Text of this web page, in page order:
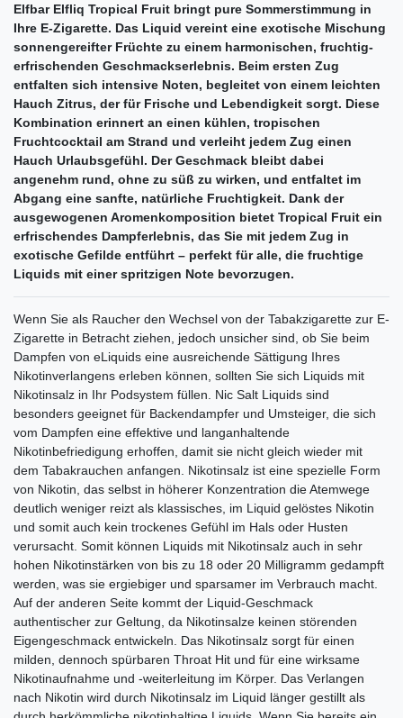
Elfbar Elfliq Tropical Fruit bringt pure Sommerstimmung in
Ihre E-Zigarette. Das Liquid vereint eine exotische Mischung
sonnengereifter Früchte zu einem harmonischen, fruchtig-
erfrischenden Geschmackserlebnis. Beim ersten Zug
entfalten sich intensive Noten, begleitet von einem leichten
Hauch Zitrus, der für Frische und Lebendigkeit sorgt. Diese
Kombination erinnert an einen kühlen, tropischen
Fruchtcocktail am Strand und verleiht jedem Zug einen
Hauch Urlaubsgefühl. Der Geschmack bleibt dabei
angenehm rund, ohne zu süß zu wirken, und entfaltet im
Abgang eine sanfte, natürliche Fruchtigkeit. Dank der
ausgewogenen Aromenkomposition bietet Tropical Fruit ein
erfrischendes Dampferlebnis, das Sie mit jedem Zug in
exotische Gefilde entführt – perfekt für alle, die fruchtige
Liquids mit einer spritzigen Note bevorzugen.
Wenn Sie als Raucher den Wechsel von der Tabakzigarette zur E-
Zigarette in Betracht ziehen, jedoch unsicher sind, ob Sie beim
Dampfen von eLiquids eine ausreichende Sättigung Ihres
Nikotinverlangens erleben können, sollten Sie sich Liquids mit
Nikotinsalz in Ihr Podsystem füllen. Nic Salt Liquids sind
besonders geeignet für Backendampfer und Umsteiger, die sich
vom Dampfen eine effektive und langanhaltende
Nikotinbefriedigung erhoffen, damit sie nicht gleich wieder mit
dem Tabakrauchen anfangen. Nikotinsalz ist eine spezielle Form
von Nikotin, das selbst in höherer Konzentration die Atemwege
deutlich weniger reizt als klassisches, im Liquid gelöstes Nikotin
und somit auch kein trockenes Gefühl im Hals oder Husten
verursacht. Somit können Liquids mit Nikotinsalz auch in sehr
hohen Nikotinstärken von bis zu 18 oder 20 Milligramm gedampft
werden, was sie ergiebiger und sparsamer im Verbrauch macht.
Auf der anderen Seite kommt der Liquid-Geschmack
authentischer zur Geltung, da Nikotinsalze keinen störenden
Eigengeschmack entwickeln. Das Nikotinsalz sorgt für einen
milden, dennoch spürbaren Throat Hit und für eine wirksame
Nikotinaufnahme und -weiterleitung im Körper. Das Verlangen
nach Nikotin wird durch Nikotinsalz im Liquid länger gestillt als